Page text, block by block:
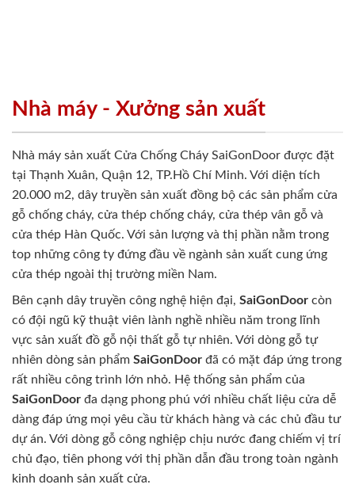
Nhà máy - Xưởng sản xuất
Nhà máy sản xuất Cửa Chống Cháy SaiGonDoor được đặt
tại Thạnh Xuân, Quận 12, TP.Hồ Chí Minh. Với diện tích
20.000 m2, dây truyền sản xuất đồng bộ các sản phẩm cửa
gỗ chống cháy, cửa thép chống cháy, cửa thép vân gỗ và
cửa thép Hàn Quốc. Với sản lượng và thị phần nằm trong
top những công ty đứng đầu về ngành sản xuất cung ứng
cửa thép ngoài thị trường miền Nam.
Bên cạnh dây truyền công nghệ hiện đại, SaiGonDoor còn
có đội ngũ kỹ thuật viên lành nghề nhiều năm trong lĩnh
vực sản xuất đồ gỗ nội thất gỗ tự nhiên. Với dòng gỗ tự
nhiên dòng sản phẩm SaiGonDoor đã có mặt đáp ứng trong
rất nhiều công trình lớn nhỏ. Hệ thống sản phẩm của
SaiGonDoor đa dạng phong phú với nhiều chất liệu cửa dễ
dàng đáp ứng mọi yêu cầu từ khách hàng và các chủ đầu tư
dự án. Với dòng gỗ công nghiệp chịu nước đang chiếm vị trí
chủ đạo, tiên phong với thị phần dẫn đầu trong toàn ngành
kinh doanh sản xuất cửa.